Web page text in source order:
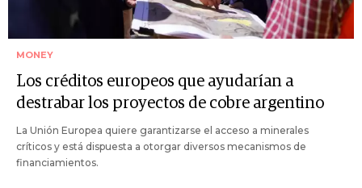
MONEY
Los créditos europeos que ayudarían a
destrabar los proyectos de cobre argentino
La Unión Europea quiere garantizarse el acceso a minerales
críticos y está dispuesta a otorgar diversos mecanismos de
financiamientos.